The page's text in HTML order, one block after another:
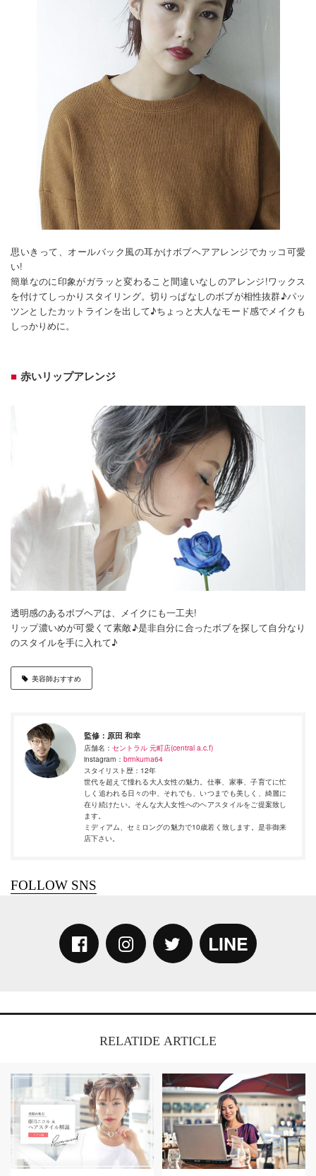
思いきって、オールバック風の耳かけボブヘアアレンジでカッコ可愛
い!
簡単なのに印象がガラッと変わること間違いなしのアレンジ!ワックス
を付けてしっかりスタイリング。切りっぱなしのボブが相性抜群♪パッ
ツンとしたカットラインを出して♪ちょっと大人なモード感でメイクも
しっかりめに。
赤いリップアレンジ
透明感のあるボブヘアは、メイクにも一工夫!
リップ濃いめが可愛くて素敵♪是非自分に合ったボブを探して自分なり
のスタイルを手に入れて♪
美容師おすすめ
監修： 原田 和幸
店舗名：セントラル 元町店(central a.c.f)
instagram：brmkuma64
スタイリスト歴：12年
世代を超えて憧れる大人女性の魅力。仕事、家事、子育てに忙
しく追われる日々の中、それでも、いつまでも美しく、綺麗に
在り続けたい。そんな大人女性へのヘアスタイルをご提案致し
ます。
ミディアム、セミロングの魅力で10歳若く致します。是非御来
店下さい。
LINE
RELATIDE ARTICLE